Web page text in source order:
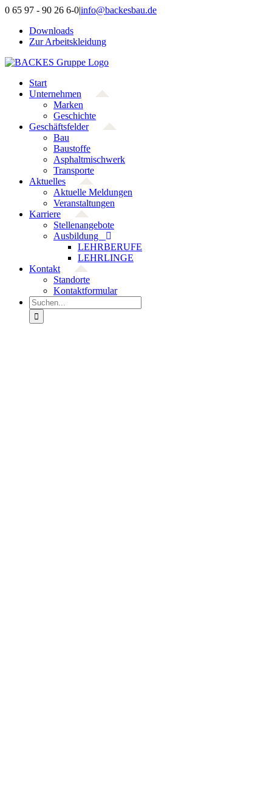
Zum
springen
0 65 97 - 90 26 6-0|info@backesbau.de
Downloads
Zur Arbeitskleidung
Start
Unternehmen
Marken
Geschichte
Geschäftsfelder
Bau
Baustoffe
Asphaltmischwerk
Transporte
Aktuelles
Aktuelle Meldungen
Veranstaltungen
Karriere
Stellenangebote
Ausbildung
LEHRBERUFE
LEHRLINGE
Kontakt
Standorte
Kontaktformular
Suche
nach: